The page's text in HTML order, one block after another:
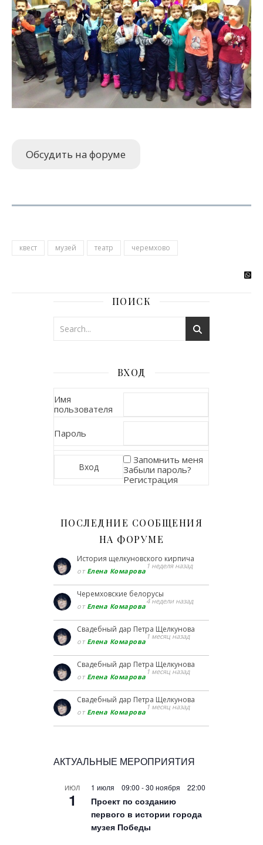
Обсудить на форуме
квест музей театр черемхово
ПОИСК
ВХОД
Имя
пользователя
Пароль
Запомнить меня
Забыли пароль?
Регистрация
ПОСЛЕДНИЕ СООБЩЕНИЯ
НА ФОРУМЕ
История щелкуновского кирпича
от Елена Комарова
1 неделя назад
Черемховские белорусы
от Елена Комарова
4 недели назад
Свадебный дар Петра Щелкунова
от Елена Комарова
1 месяц назад
Свадебный дар Петра Щелкунова
от Елена Комарова
1 месяц назад
Свадебный дар Петра Щелкунова
от Елена Комарова
1 месяц назад
АКТУАЛЬНЫЕ МЕРОПРИЯТИЯ
ИЮЛ
1
1 июля 09:00 -30 ноября 22:00
Проект по созданию
первого в истории города
музея Победы